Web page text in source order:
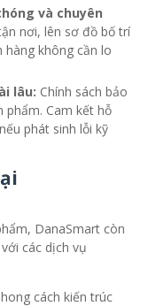
và chuyên
nơi, lên sơ đồ bố trí
hàng không cần lo
lâu: Chính sách bảo
phẩm. Cam kết hỗ
phát sinh lỗi kỹ
DanaSmart còn
các dịch vụ
cách kiến trúc